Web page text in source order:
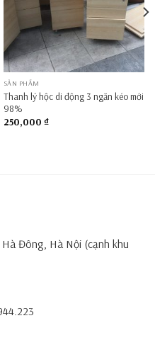
SẢN PHẨM
Thanh lý hộc di động 3 ngăn kéo mới
98%
250,000 ₫
Đông, Hà Nội (cạnh khu